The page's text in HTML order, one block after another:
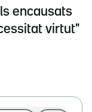
encausats
virtut"